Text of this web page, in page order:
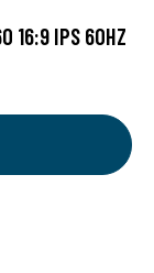
16:9 IPS 60HZ